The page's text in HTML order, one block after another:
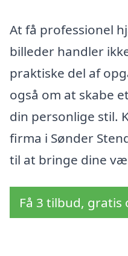
At få professionel
billeder handler
praktiske del af
også om at skabe
din personlige stil.
firma i Sønder
til at bringe dine
Få 3 tilbud,